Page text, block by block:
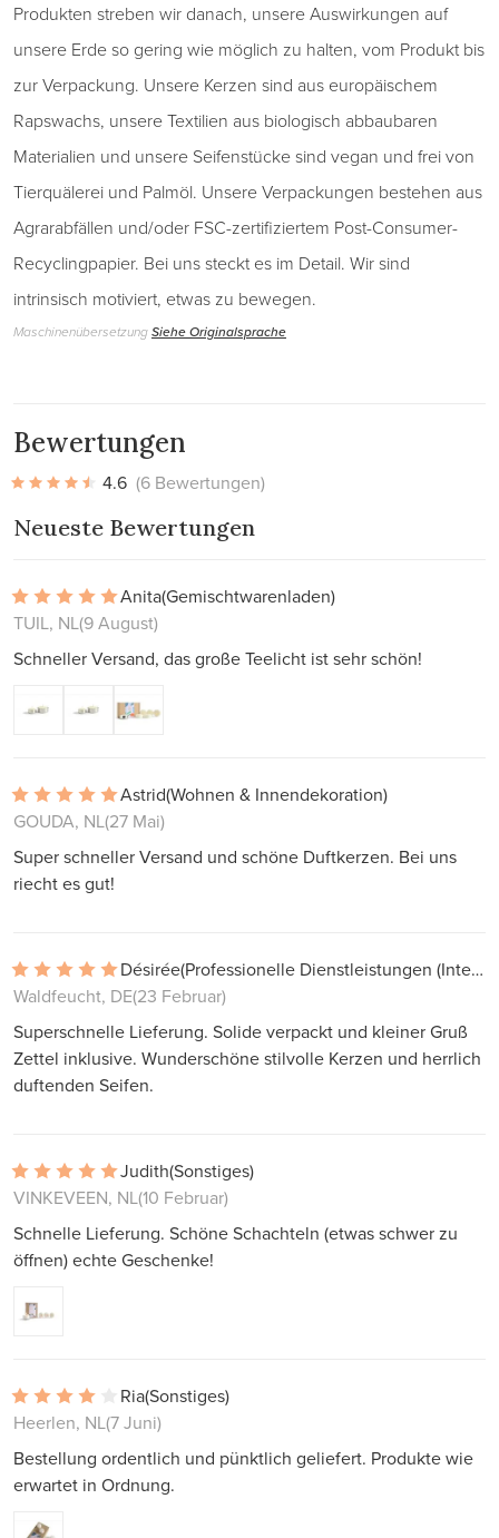
Produkten streben wir danach, unsere Auswirkungen auf
unsere Erde so gering wie möglich zu halten, vom Produkt bis
zur Verpackung. Unsere Kerzen sind aus europäischem
Rapswachs, unsere Textilien aus biologisch abbaubaren
Materialien und unsere Seifenstücke sind vegan und frei von
Tierquälerei und Palmöl. Unsere Verpackungen bestehen aus
Agrarabfällen und/oder FSC-zertifiziertem Post-Consumer-
Recyclingpapier. Bei uns steckt es im Detail. Wir sind
intrinsisch motiviert, etwas zu bewegen.
MaschinenübersetzungSiehe Originalsprache
Bewertungen
4.6 (6 Bewertungen)
Neueste Bewertungen
Anita(Gemischtwarenladen)
TUIL, NL(9 August)
Schneller Versand, das große Teelicht ist sehr schön!
Astrid(Wohnen & Innendekoration)
GOUDA, NL(27 Mai)
Super schneller Versand und schöne Duftkerzen. Bei uns
riecht es gut!
Désirée
(Professionelle Dienstleistungen (Interieur, Projekte))
Waldfeucht, DE(23 Februar)
Superschnelle Lieferung. Solide verpackt und kleiner Gruß
Zettel inklusive. Wunderschöne stilvolle Kerzen und herrlich
duftenden Seifen.
Judith(Sonstiges)
VINKEVEEN, NL(10 Februar)
Schnelle Lieferung. Schöne Schachteln (etwas schwer zu
öffnen) echte Geschenke!
Ria(Sonstiges)
Heerlen, NL(7 Juni)
Bestellung ordentlich und pünktlich geliefert. Produkte wie
erwartet in Ordnung.